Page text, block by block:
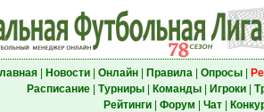
| Новости| Онлайн| Правила| Опросы|
Расписание| Турниры| Команды| Игроки|
Рейтинги| Форум Чат|